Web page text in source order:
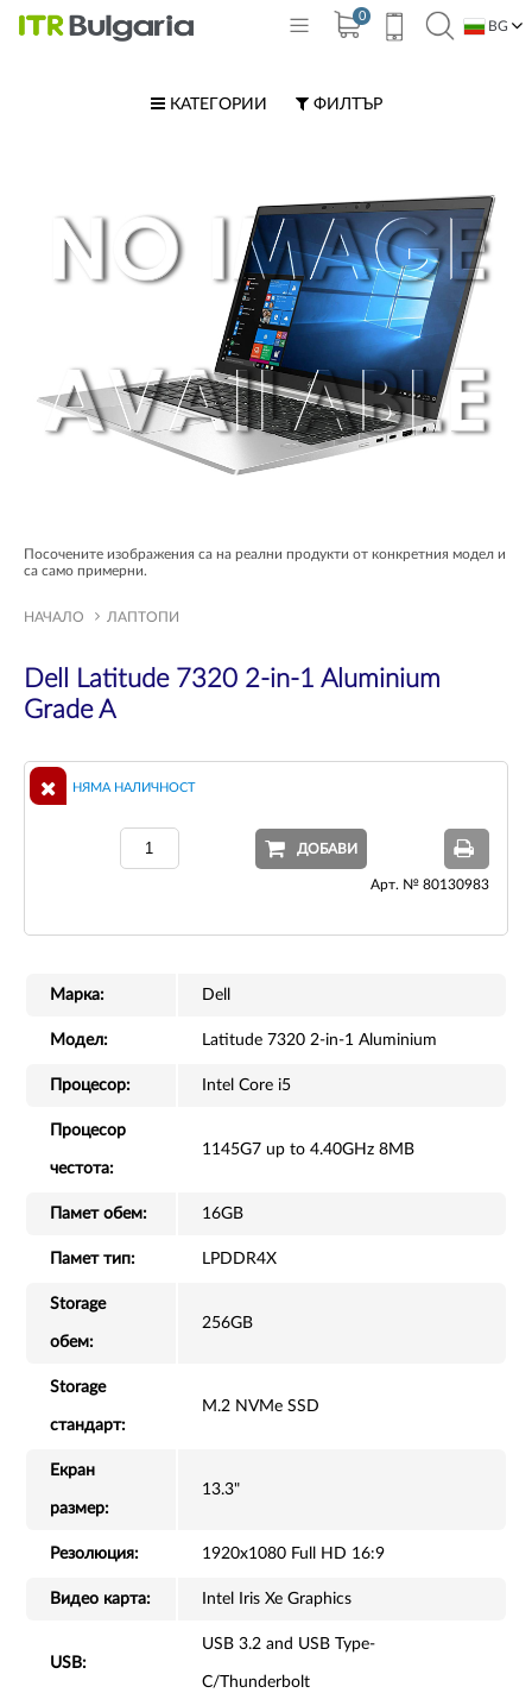
0
BG
КАТЕГОРИИ ФИЛТЪР
Посочените изображения са на реални продукти от конкретния модел и
са само примерни.
НАЧАЛО ЛАПТОПИ
Dell Latitude 7320 2-in-1 Aluminium
Grade A
НЯМА НАЛИЧНОСТ
ДОБАВИ
Арт. № 80130983
Марка: Dell
Модел: Latitude 7320 2-in-1 Aluminium
Процесор: Intel Core i5
Процесор
честота:
1145G7 up to 4.40GHz 8MB
Памет обем: 16GB
Памет тип: LPDDR4X
Storage
обем:
256GB
Storage
стандарт:
M.2 NVMe SSD
Екран
размер:
13.3"
Резолюция: 1920x1080 Full HD 16:9
Видео карта: Intel Iris Xe Graphics
USB:
USB 3.2 and USB Type-
C/Thunderbolt